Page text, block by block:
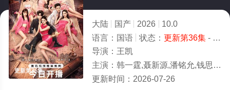
更新第36集
大陆 国产 2026
10.0
语言： 国语 状态： 更新第36集- 免费在线观看
导演： 王凯
主演： 韩一霆,聂新源,潘铭允,钱思怡,席乐,云歌,欧若拉
更新时间： 2026-07-26